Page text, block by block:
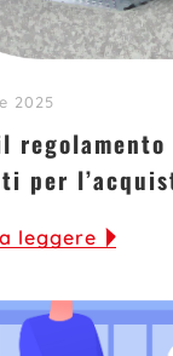
2025
per
leggere